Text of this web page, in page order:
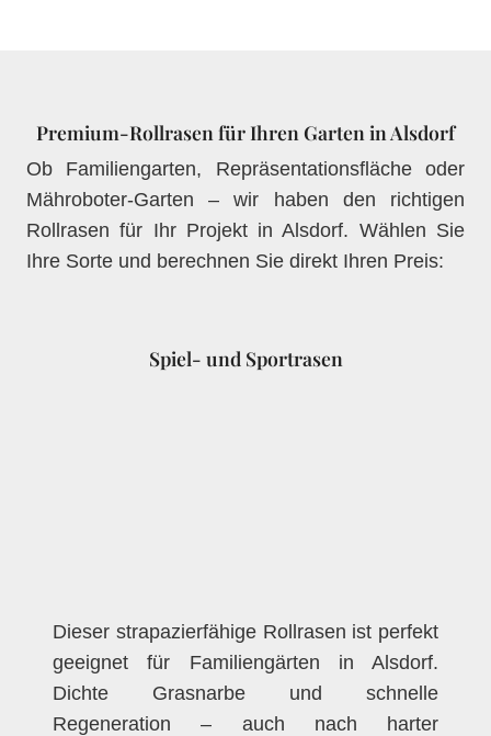
Premium-Rollrasen für Ihren Garten in Alsdorf
Ob Familiengarten, Repräsentationsfläche oder
Mähroboter-Garten – wir haben den richtigen
Rollrasen für Ihr Projekt in Alsdorf. Wählen Sie
Ihre Sorte und berechnen Sie direkt Ihren Preis:
Spiel- und Sportrasen
Dieser strapazierfähige Rollrasen ist perfekt
geeignet für Familiengärten in Alsdorf.
Dichte Grasnarbe und schnelle
Regeneration – auch nach harter